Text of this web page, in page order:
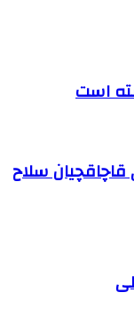
است
قاچاقچیان سلاح